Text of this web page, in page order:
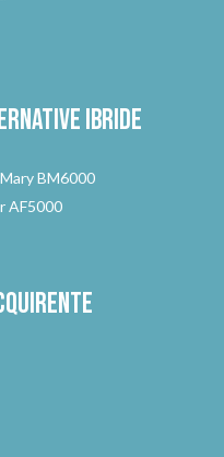
ibride
BM6000
AF5000